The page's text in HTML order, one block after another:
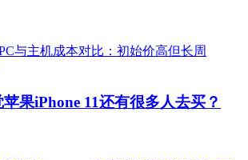
果iPhone 11还有很多人去买？